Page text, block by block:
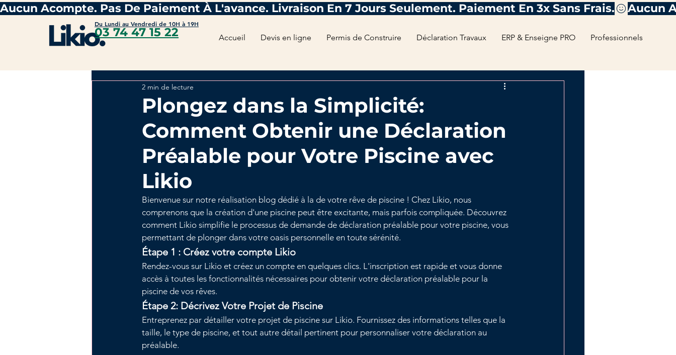
Du Lundi au Vendredi de 10H à 19H
03 74 47 15 22 Accueil Devis en ligne Permis de Construire Déclaration Travaux ERP & Enseigne PRO Professionnels
Plongez dans la Simplicité:
Comment Obtenir une Déclaration
Préalable pour Votre Piscine avec
Likio
2 min de lecture
Bienvenue sur notre réalisation blog dédié à la de votre rêve de piscine ! Chez Likio, nous
comprenons que la création d'une piscine peut être excitante, mais parfois compliquée. Découvrez
comment Likio simplifie le processus de demande de déclaration préalable pour votre piscine, vous
permettant de plonger dans votre oasis personnelle en toute sérénité.
Étape 1 : Créez votre compte Likio
Rendez-vous sur Likio et créez un compte en quelques clics. L'inscription est rapide et vous donne
accès à toutes les fonctionnalités nécessaires pour obtenir votre déclaration préalable pour la
piscine de vos rêves.
Étape 2: Décrivez Votre Projet de Piscine
Entreprenez par détailler votre projet de piscine sur Likio. Fournissez des informations telles que la
taille, le type de piscine, et tout autre détail pertinent pour personnaliser votre déclaration au
préalable.